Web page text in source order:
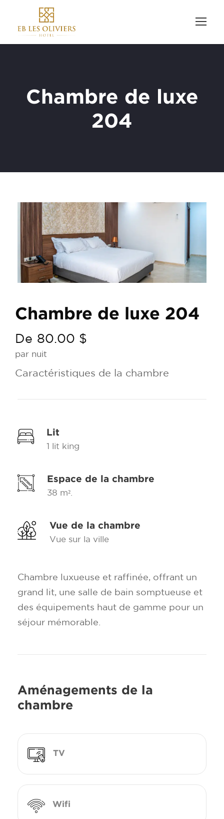
Chambre de luxe
204
Chambre de luxe 204
De 80.00 $
par nuit
Caractéristiques de la chambre
Lit
1 lit king
Espace de la chambre
38 m².
Vue de la chambre
Vue sur la ville
Chambre luxueuse et raffinée, offrant un
grand lit, une salle de bain somptueuse et
des équipements haut de gamme pour un
séjour mémorable.
Aménagements de la
chambre
TV
Wifi